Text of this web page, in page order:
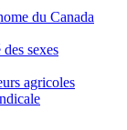
du Canada
sexes
agricoles